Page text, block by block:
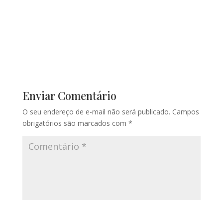
Enviar Comentário
O seu endereço de e-mail não será publicado. Campos
obrigatórios são marcados com *